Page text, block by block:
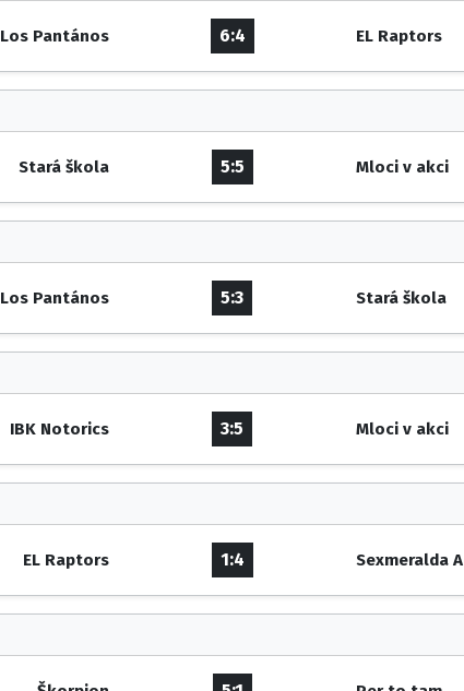
Los Pantános 6:4 EL Raptors
Stará škola 5:5 Mloci v akci
Los Pantános 5:3 Stará škola
IBK Notorics 3:5 Mloci v akci
EL Raptors 1:4 Sexmeralda A